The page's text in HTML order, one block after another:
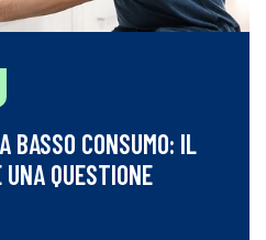
BASSO CONSUMO: IL
QUESTIONE